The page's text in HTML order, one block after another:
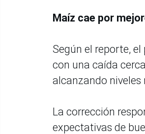
Maíz cae por
Según el reporte,
con una caída
alcanzando niveles
La corrección
expectativas de